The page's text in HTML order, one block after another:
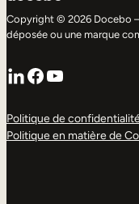
Copyright © 2026 Docebo
déposée ou une marque
LinkedIn
Facebook
YouTube
Politique de
Politique en matière de